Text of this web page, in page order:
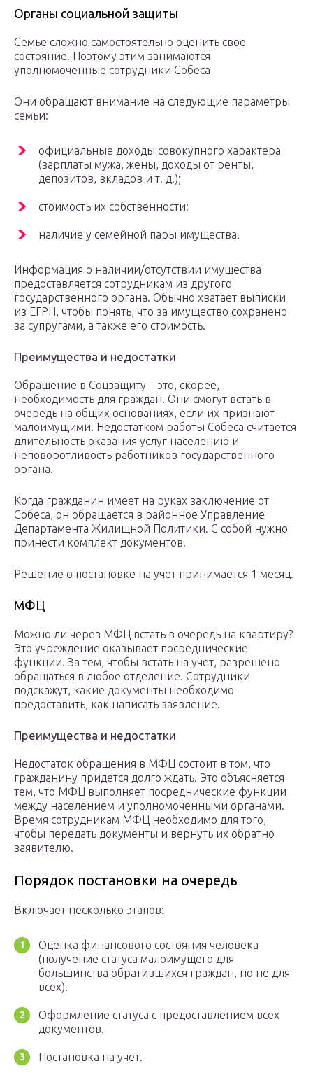
Органы социальной защиты
Семье сложно самостоятельно оценить свое
состояние. Поэтому этим занимаются
уполномоченные сотрудники Собеса
Они обращают внимание на следующие параметры
семьи:
официальные доходы совокупного характера
(зарплаты мужа, жены, доходы от ренты,
депозитов, вкладов и т. д.);
стоимость их собственности:
наличие у семейной пары имущества.
Информация о наличии/отсутствии имущества
предоставляется сотрудникам из другого
государственного органа. Обычно хватает выписки
из ЕГРН, чтобы понять, что за имущество сохранено
за супругами, а также его стоимость.
Преимущества и недостатки
Обращение в Соцзащиту – это, скорее,
необходимость для граждан. Они смогут встать в
очередь на общих основаниях, если их признают
малоимущими. Недостатком работы Собеса считается
длительность оказания услуг населению и
неповоротливость работников государственного
органа.
Когда гражданин имеет на руках заключение от
Собеса, он обращается в районное Управление
Департамента Жилищной Политики. С собой нужно
принести комплект документов.
Решение о постановке на учет принимается 1 месяц.
МФЦ
Можно ли через МФЦ встать в очередь на квартиру?
Это учреждение оказывает посреднические
функции. За тем, чтобы встать на учет, разрешено
обращаться в любое отделение. Сотрудники
подскажут, какие документы необходимо
предоставить, как написать заявление.
Преимущества и недостатки
Недостаток обращения в МФЦ состоит в том, что
гражданину придется долго ждать. Это объясняется
тем, что МФЦ выполняет посреднические функции
между населением и уполномоченными органами.
Время сотрудникам МФЦ необходимо для того,
чтобы передать документы и вернуть их обратно
заявителю.
Порядок постановки на очередь
Включает несколько этапов:
Оценка финансового состояния человека
(получение статуса малоимущего для
большинства обратившихся граждан, но не для
всех).
Оформление статуса с предоставлением всех
документов.
Постановка на учет.